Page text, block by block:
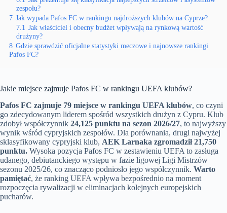
zespołu?
7 Jak wypada Pafos FC w rankingu najdroższych klubów na Cyprze?
7.1 Jak właściciel i obecny budżet wpływają na rynkową wartość
drużyny?
8 Gdzie sprawdzić oficjalne statystyki meczowe i najnowsze rankingi
Pafos FC?
Jakie miejsce zajmuje Pafos FC w rankingu UEFA klubów?
Pafos FC zajmuje 79 miejsce w rankingu UEFA klubów, co czyni
go zdecydowanym liderem spośród wszystkich drużyn z Cypru. Klub
zdobył współczynnik 24,125 punktu na sezon 2026/27, to najwyższy
wynik wśród cypryjskich zespołów. Dla porównania, drugi najwyżej
sklasyfikowany cypryjski klub, AEK Larnaka zgromadził 21,750
punktu. Wysoka pozycja Pafos FC w zestawieniu UEFA to zasługa
udanego, debiutanckiego występu w fazie ligowej Ligi Mistrzów
sezonu 2025/26, co znacząco podniosło jego współczynnik. Warto
pamiętać, że ranking UEFA wpływa bezpośrednio na moment
rozpoczęcia rywalizacji w eliminacjach kolejnych europejskich
pucharów.